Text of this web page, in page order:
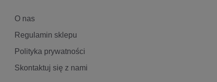
O nas
Regulamin sklepu
Polityka prywatności
Skontaktuj się z nami